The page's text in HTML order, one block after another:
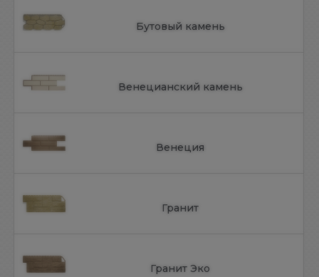
Бутовый камень
Венецианский камень
Венеция
Гранит
Гранит Эко